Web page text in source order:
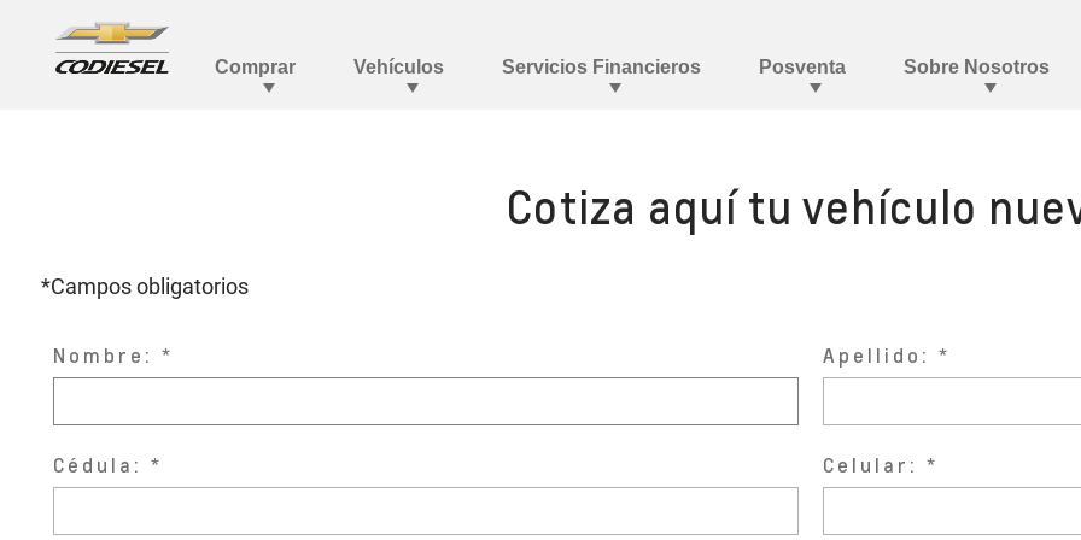
Cotiza aquí tu vehículo
*Campos obligatorios
Nombre: Apellido:
Cédula: Celular: